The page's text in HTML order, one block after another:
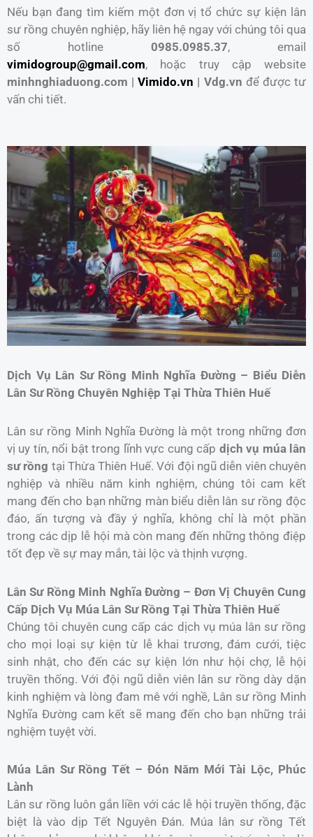
Nếu bạn đang tìm kiếm một đơn vị tổ chức sự kiện lân
sư rồng chuyên nghiệp, hãy liên hệ ngay với chúng tôi qua
số hotline 0985.0985.37, email
vimidogroup@gmail.com, hoặc truy cập website
minhnghiaduong.com |Vimido.vn | Vdg.vn để được tư
vấn chi tiết.
Dịch Vụ Lân Sư Rồng Minh Nghĩa Đường – Biểu Diễn
Lân Sư Rồng Chuyên Nghiệp Tại Thừa Thiên Huế
Lân sư rồng Minh Nghĩa Đường là một trong những đơn
vị uy tín, nổi bật trong lĩnh vực cung cấp dịch vụ múa lân
sư rồng tại Thừa Thiên Huế. Với đội ngũ diễn viên chuyên
nghiệp và nhiều năm kinh nghiệm, chúng tôi cam kết
mang đến cho bạn những màn biểu diễn lân sư rồng độc
đáo, ấn tượng và đầy ý nghĩa, không chỉ là một phần
trong các dịp lễ hội mà còn mang đến những thông điệp
tốt đẹp về sự may mắn, tài lộc và thịnh vượng.
Lân Sư Rồng Minh Nghĩa Đường – Đơn Vị Chuyên Cung
Cấp Dịch Vụ Múa Lân Sư Rồng Tại Thừa Thiên Huế
Chúng tôi chuyên cung cấp các dịch vụ múa lân sư rồng
cho mọi loại sự kiện từ lễ khai trương, đám cưới, tiệc
sinh nhật, cho đến các sự kiện lớn như hội chợ, lễ hội
truyền thống. Với đội ngũ diễn viên lân sư rồng dày dặn
kinh nghiệm và lòng đam mê với nghề, Lân sư rồng Minh
Nghĩa Đường cam kết sẽ mang đến cho bạn những trải
nghiệm tuyệt vời.
Múa Lân Sư Rồng Tết – Đón Năm Mới Tài Lộc, Phúc
Lành
Lân sư rồng luôn gắn liền với các lễ hội truyền thống, đặc
biệt là vào dịp Tết Nguyên Đán. Múa lân sư rồng Tết